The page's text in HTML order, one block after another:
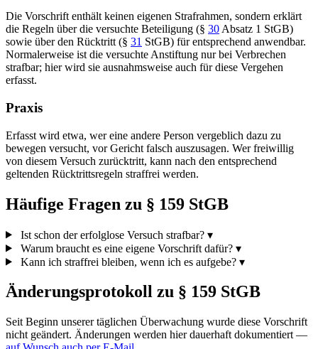
Die Vorschrift enthält keinen eigenen Strafrahmen, sondern erklärt
die Regeln über die versuchte Beteiligung (§ 30 Absatz 1 StGB)
sowie über den Rücktritt (§ 31 StGB) für entsprechend anwendbar.
Normalerweise ist die versuchte Anstiftung nur bei Verbrechen
strafbar; hier wird sie ausnahmsweise auch für diese Vergehen
erfasst.
Praxis
Erfasst wird etwa, wer eine andere Person vergeblich dazu zu
bewegen versucht, vor Gericht falsch auszusagen. Wer freiwillig
von diesem Versuch zurücktritt, kann nach den entsprechend
geltenden Rücktrittsregeln straffrei werden.
Häufige Fragen zu § 159 StGB
Ist schon der erfolglose Versuch strafbar? ▾
Warum braucht es eine eigene Vorschrift dafür? ▾
Kann ich straffrei bleiben, wenn ich es aufgebe? ▾
Änderungsprotokoll zu § 159 StGB
Seit Beginn unserer täglichen Überwachung wurde diese Vorschrift
nicht geändert. Änderungen werden hier dauerhaft dokumentiert —